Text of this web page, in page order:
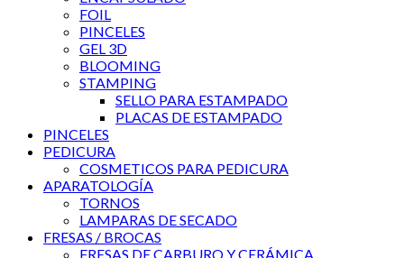
FOIL
PINCELES
GEL 3D
BLOOMING
STAMPING
SELLO PARA ESTAMPADO
PLACAS DE ESTAMPADO
PINCELES
PEDICURA
COSMETICOS PARA PEDICURA
APARATOLOGÍA
TORNOS
LAMPARAS DE SECADO
FRESAS / BROCAS
FRESAS DE CARBURO Y CERÁMICA